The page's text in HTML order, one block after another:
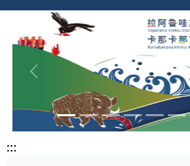
塊
上一張
:::